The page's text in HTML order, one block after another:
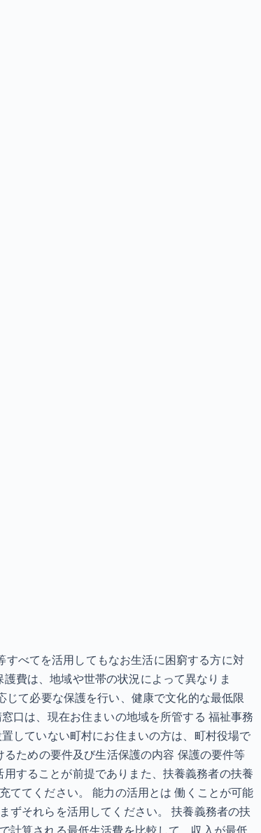
すべてを活用してもなお生活に困窮する方に対
費は、地域や世帯の状況によって異なりま
て必要な保護を行い、健康で文化的な最低限
口は、現在お住まいの地域を所管する 福祉事務
していない町村にお住まいの方は、町村役場で
ための要件及び生活保護の内容 保護の要件等
することが前提でありまた、扶養義務者の扶養
ててください。 能力の活用とは 働くことが可能
ずそれらを活用してください。 扶養義務者の扶